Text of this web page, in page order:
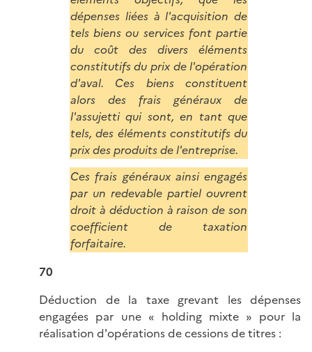
dépenses liées à l'acquisition de
tels biens ou services font partie
du coût des divers éléments
constitutifs du prix de l'opération
d'aval. Ces biens constituent
alors des frais généraux de
l'assujetti qui sont, en tant que
tels, des éléments constitutifs du
prix des produits de l'entreprise.
Ces frais généraux ainsi engagés
par un redevable partiel ouvrent
droit à déduction à raison de son
coefficient de taxation
forfaitaire.
70
Déduction de la taxe grevant les dépenses
engagées par une « holding mixte » pour la
réalisation d'opérations de cessions de titres :